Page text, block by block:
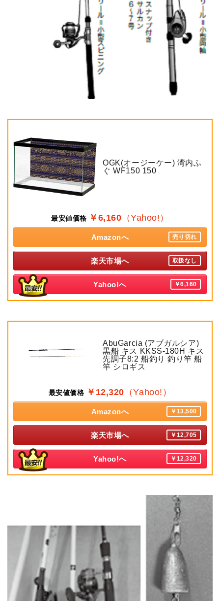
OGK(オージーケー) 湾内ふ
ぐ WF150 150
最安値価格 ￥6,160 （Yahoo!）
Amazonへ 売り切れ
楽天市場へ 取扱なし
Yahoo!へ ￥6,160
AbuGarcia (アブガルシア)
黒船 キス KKSS-180H キス
先調子8:2 船釣り 釣り竿 船
竿 シロギス
最安値価格 ￥12,320 （Yahoo!）
Amazonへ ￥13,500
楽天市場へ ￥12,705
Yahoo!へ ￥12,320